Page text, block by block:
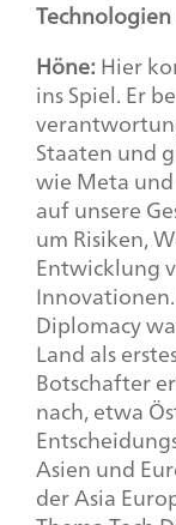
Höne:Hier
ins Spiel. Er
Staaten und
wie Meta
auf unsere
um Risiken,
Entwicklung
Diplomacy
Land als
Botschafter
nach, etwa
Asien und
derAsia